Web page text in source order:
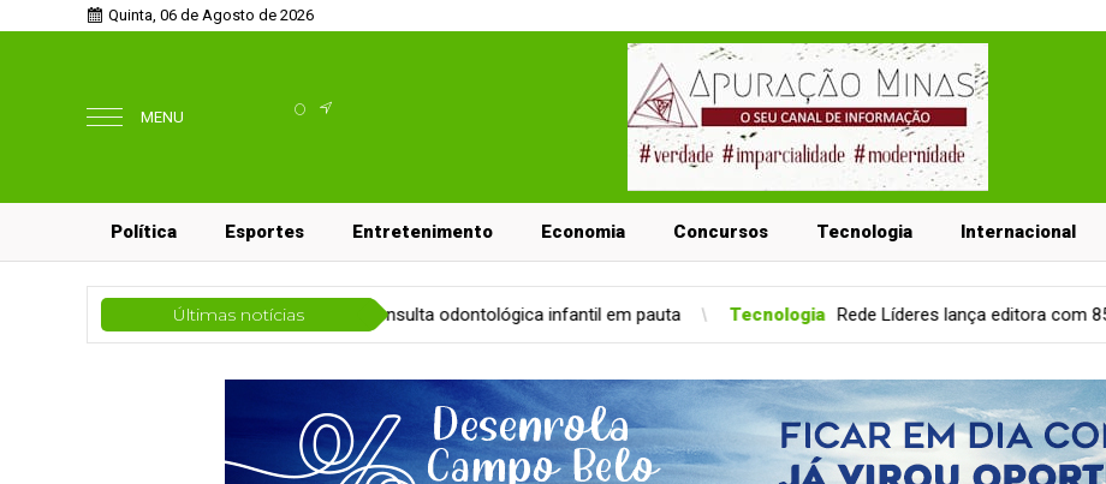
Quinta, 06 de Agosto de 2026
MENU °
Política Esportes Entretenimento Economia Concursos Tecnologia Internacional
Últimas notícias
Volta às aulas põe a consulta odontológica infantil em pauta Tecnologia Rede Líderes lança editora com 850 líderes empresariais